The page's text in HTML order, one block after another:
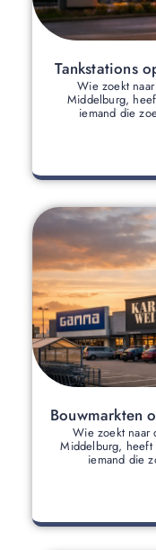
Tankstations
Wie zoekt
Middelburg,
iemand die
Bouwmarkten
Wie zoekt naar
Middelburg, heeft
iemand die